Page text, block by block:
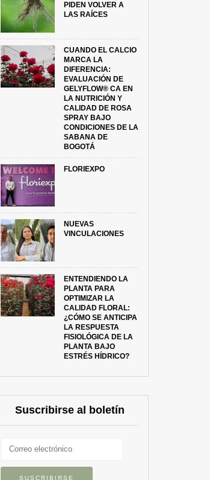
PIDEN VOLVER A
LAS RAÍCES
CUANDO EL CALCIO
MARCA LA
DIFERENCIA:
EVALUACIÓN DE
GELYFLOW® CA EN
LA NUTRICIÓN Y
CALIDAD DE ROSA
SPRAY BAJO
CONDICIONES DE LA
SABANA DE
BOGOTÁ
FLORIEXPO
NUEVAS
VINCULACIONES
ENTENDIENDO LA
PLANTA PARA
OPTIMIZAR LA
CALIDAD FLORAL:
¿CÓMO SE ANTICIPA
LA RESPUESTA
FISIOLÓGICA DE LA
PLANTA BAJO
ESTRÉS HÍDRICO?
Suscribirse al boletín